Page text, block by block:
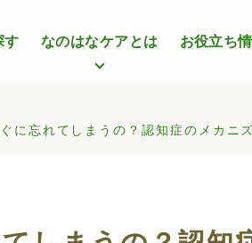
す なのはなケアとは お役立ち
に忘れてしまうの？認知症のメカニ